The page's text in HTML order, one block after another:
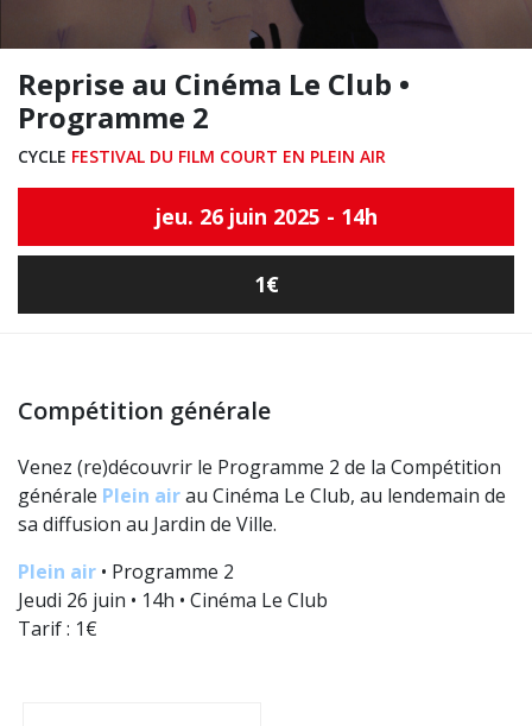
Reprise au Cinéma Le Club •
Programme 2
CYCLE FESTIVAL DU FILM COURT EN PLEIN AIR
jeu. 26 juin 2025 - 14h
1€
Compétition générale
Venez (re)découvrir le Programme 2 de la Compétition
générale Plein airau Cinéma Le Club, au lendemain de
sa diffusion au Jardin de Ville.
Plein air • Programme 2
Jeudi 26 juin • 14h • Cinéma Le Club
Tarif : 1€